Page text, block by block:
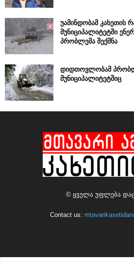
უამინდობამ კახეთის
მუნიციპალიტეტში
პრობლემა შექმნა
დიდთოვლობამ
მუნიციპალიტეტშიც
© ყველა უფლება
Contact us: